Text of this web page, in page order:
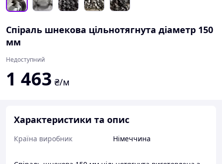
Спіраль шнекова цільнотягнута діаметр 150
мм
Недоступний
1 463 ₴/м
Характеристики та опис
Країна виробник Німеччина